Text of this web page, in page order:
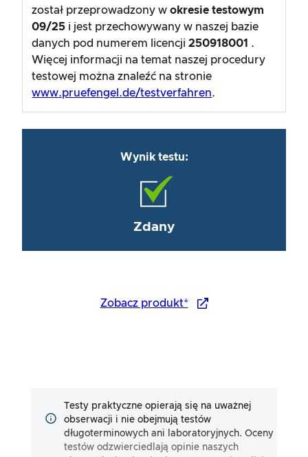
został przeprowadzony wokresie testowym
09/25 i jest przechowywany w naszej bazie
danych pod numerem licencji250918001 .
Więcej informacji na temat naszej procedury
testowej można znaleźć na stronie
www.pruefengel.de/testverfahren.
Wynik testu:
Zdany
Zobacz produkt*
Testy praktyczne opierają się na uważnej
obserwacji i nie obejmują testów
długoterminowych ani laboratoryjnych. Oceny
testów odzwierciedlają opinie naszych